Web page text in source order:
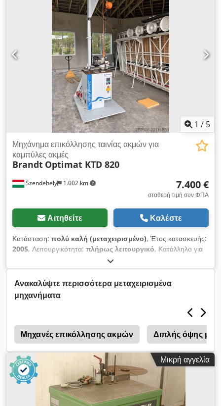
1 / 5
Szendehely 1.002 km
Μηχάνημα επικόλλησης ταινίας ακμών για
καμπύλες ακμές
Brandt Optimat KTD 820
7.400 €
σταθερή τιμή συν ΦΠΑ
Αιτηθείτε Καλέστε
Κατάσταση: πολύ καλή (μεταχειρισμένο), Έτος κατασκευής:
2005, Λειτουργικότητα: πλήρως λειτουργικό, Κατάλληλο για
καμπύλες άκρες. Καλή κατάσταση, δυνατότητα δοκιμής!
Cedpfxozc Hxqe Am Rjha
Ανακαλύψτε περισσότερα μεταχειρισμένα
μηχανήματα
Μηχανές επικόλλησης ακμών Διπλής όψης
Μικρή αγγελία